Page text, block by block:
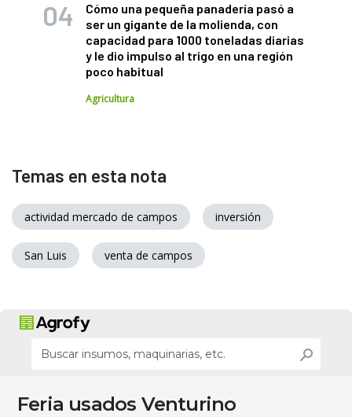
Cómo una pequeña panadería pasó a
ser un gigante de la molienda, con
capacidad para 1000 toneladas diarias
y le dio impulso al trigo en una región
poco habitual
Agricultura
Temas en esta nota
actividad mercado de campos inversión
San Luis venta de campos
Feria usados Venturino